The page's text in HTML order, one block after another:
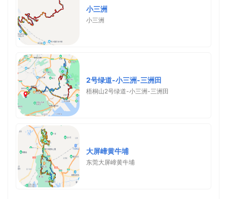
小三洲
小三洲
2号绿道-小三洲-三洲田
梧桐山2号绿道-小三洲-三洲田
大屏嶂黄牛埔
东莞大屏嶂黄牛埔